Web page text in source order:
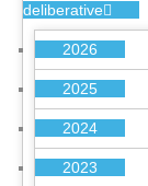
deliberative
2026
2025
2024
2023